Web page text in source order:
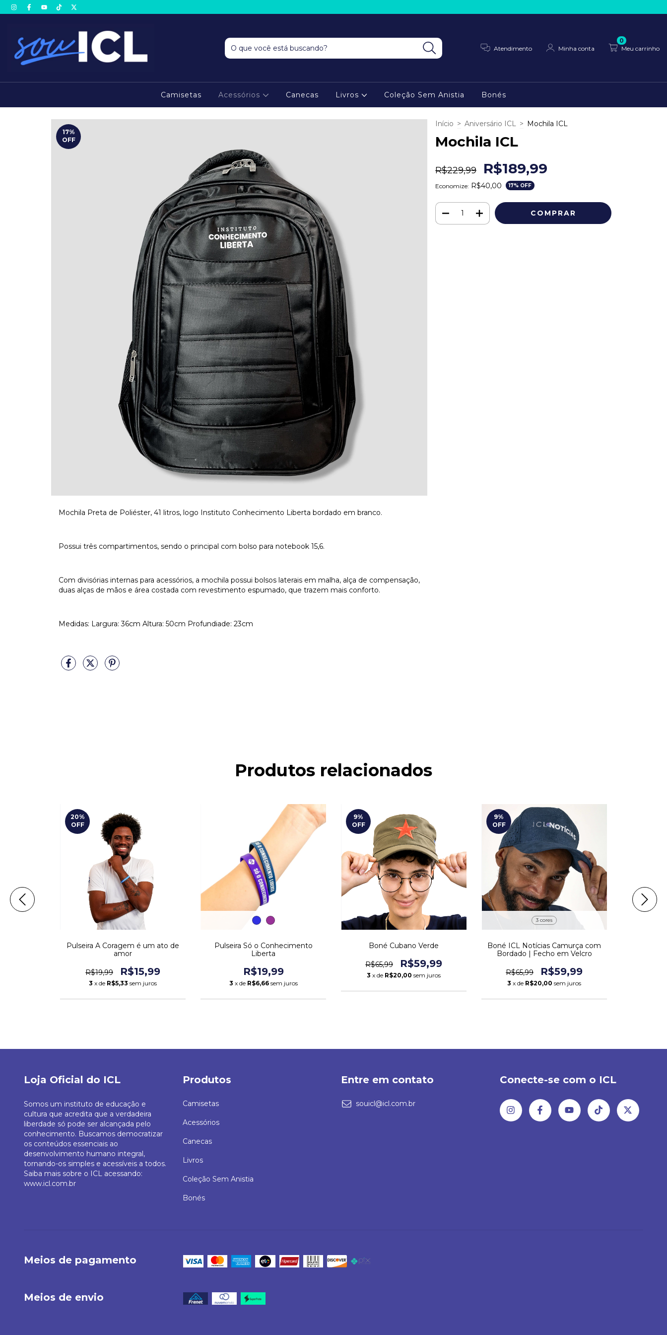
Atendimento Minha conta Meu carrinho
0
Camisetas Acessórios Canecas Livros Coleção Sem Anistia Bonés
17%
OFF
Mochila Preta de Poliéster, 41 litros, logo Instituto Conhecimento Liberta bordado em branco.
Possui três compartimentos, sendo o principal com bolso para notebook 15,6.
Com divisórias internas para acessórios, a mochila possui bolsos laterais em malha, alça de compensação,
duas alças de mãos e área costada com revestimento espumado, que trazem mais conforto.
Medidas: Largura: 36cm Altura: 50cm Profundiade: 23cm
Início > Aniversário ICL > Mochila ICL
Mochila ICL
R$229,99 R$189,99
Economize: R$40,00 17% OFF
Produtos relacionados
20%
OFF
Pulseira A Coragem é um ato de
amor
R$19,99 R$15,99
3 x de R$5,33 sem juros
Pulseira Só o Conhecimento
Liberta
R$19,99
3 x de R$6,66 sem juros
9%
OFF
Boné Cubano Verde
R$65,99 R$59,99
3 x de R$20,00 sem juros
9%
OFF
3 cores
Boné ICL Notícias Camurça com
Bordado | Fecho em Velcro
R$65,99 R$59,99
3 x de R$20,00 sem juros
Loja Oficial do ICL
Somos um instituto de educação e
cultura que acredita que a verdadeira
liberdade só pode ser alcançada pelo
conhecimento. Buscamos democratizar
os conteúdos essenciais ao
desenvolvimento humano integral,
tornando-os simples e acessíveis a todos.
Saiba mais sobre o ICL acessando:
www.icl.com.br
Produtos
Camisetas
Acessórios
Canecas
Livros
Coleção Sem Anistia
Bonés
Entre em contato
souicl@icl.com.br
Conecte-se com o ICL
Meios de pagamento
Meios de envio